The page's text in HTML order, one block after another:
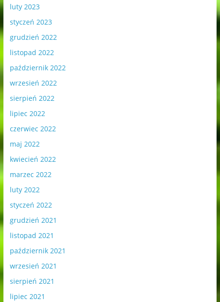
luty 2023
styczeń 2023
grudzień 2022
listopad 2022
październik 2022
wrzesień 2022
sierpień 2022
lipiec 2022
czerwiec 2022
maj 2022
kwiecień 2022
marzec 2022
luty 2022
styczeń 2022
grudzień 2021
listopad 2021
październik 2021
wrzesień 2021
sierpień 2021
lipiec 2021